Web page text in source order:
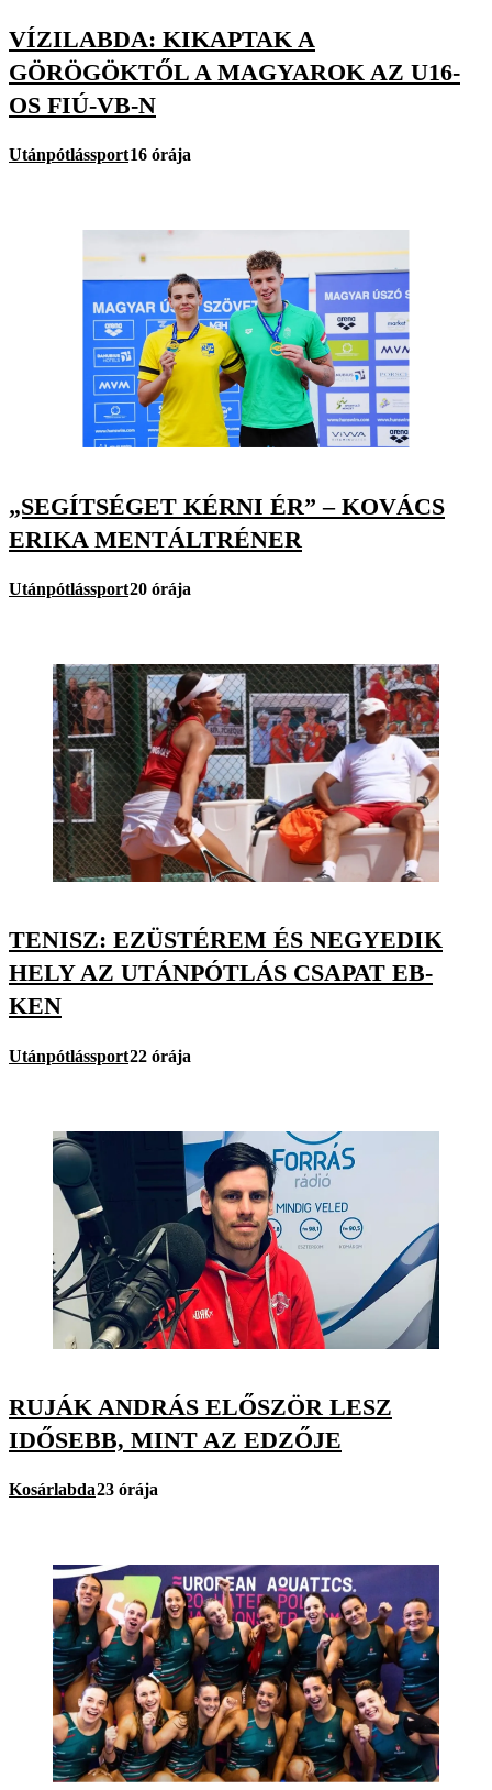
VÍZILABDA: KIKAPTAK A
GÖRÖGÖKTŐL A MAGYAROK AZ U16-
OS FIÚ-VB-N
Utánpótlássport16 órája
„SEGÍTSÉGET KÉRNI ÉR” – KOVÁCS
ERIKA MENTÁLTRÉNER
Utánpótlássport20 órája
TENISZ: EZÜSTÉREM ÉS NEGYEDIK
HELY AZ UTÁNPÓTLÁS CSAPAT EB-
KEN
Utánpótlássport22 órája
RUJÁK ANDRÁS ELŐSZÖR LESZ
IDŐSEBB, MINT AZ EDZŐJE
Kosárlabda23 órája